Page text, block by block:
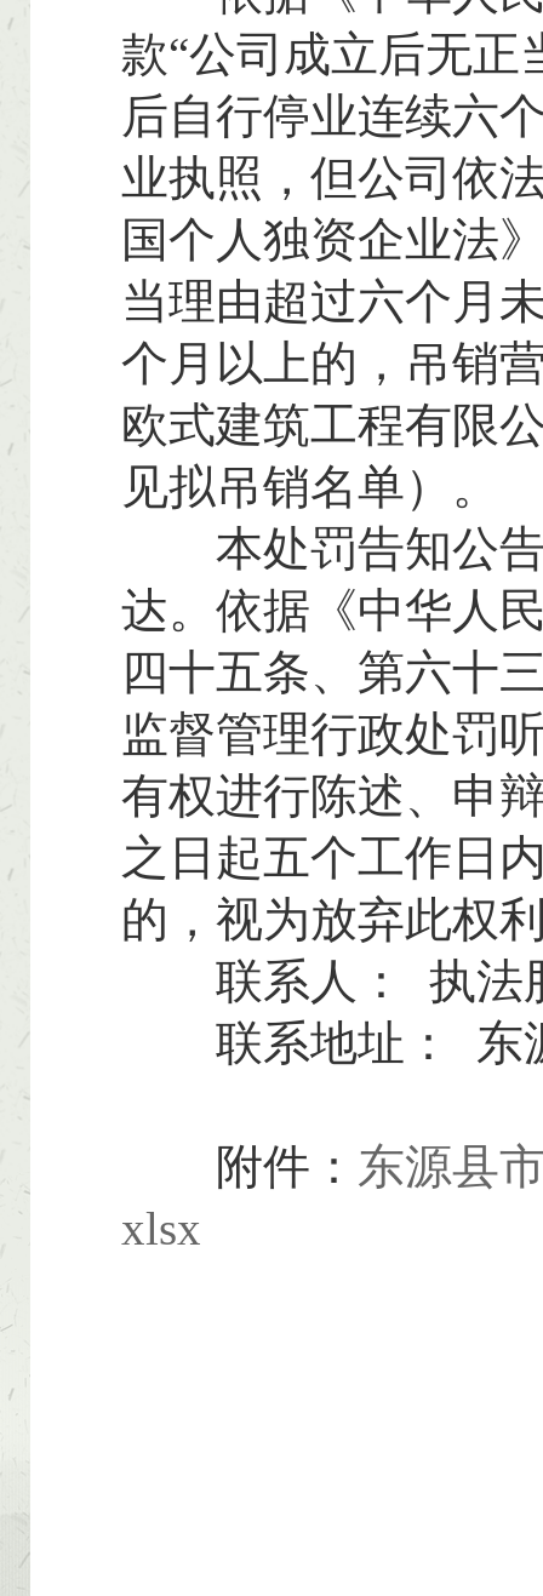
款“公司成立后无
后自行停业连续六
业执照，但公司依
国个人独资企业法
当理由超过六个月
个月以上的，吊销
欧式建筑工程有限
见拟吊销名单）。
本处罚告知公告
达。依据《中华人
四十五条、第六十
监督管理行政处罚
有权进行陈述、申
之日起五个工作日
的，视为放弃此权
联系人： 执法
联系地址： 东
附件： 东源县
xlsx